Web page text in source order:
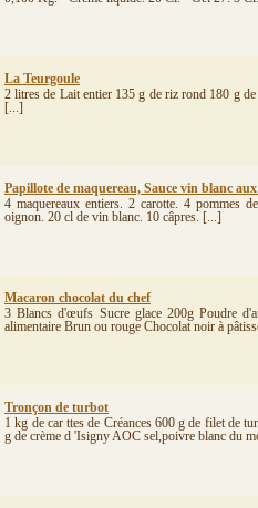
La Teurgoule
2 litres de Lait entier 135 g de riz rond 180 g
[...]
Papillote de maquereau, Sauce vin blanc
4 maquereaux entiers. 2 carotte. 4 pommes
oignon. 20 cl de vin blanc. 10 câpres. [...]
Macaron chocolat du chef
3 Blancs d'œufs Sucre glace 200g Poudre
alimentaire Brun ou rouge Chocolat noir à
Tronçon de turbot
1 kg de car ttes de Créances 600 g de filet de
g de crème d 'Isigny AOC sel,poivre blanc du